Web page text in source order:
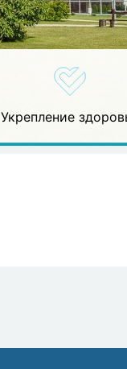
Укрепление